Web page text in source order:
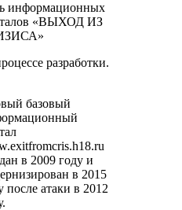
информационных
«ВЫХОД ИЗ
разработки.
базовый
в 2009 году и
в 2015
после атаки в 2012